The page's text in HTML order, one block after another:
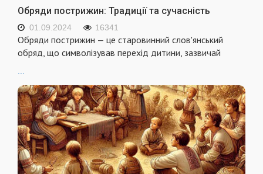
Обряди пострижин: Традиції та сучасність
01.09.2024 16341
Обряди пострижин — це старовинний слов'янський
обряд, що символізував перехід дитини, зазвичай